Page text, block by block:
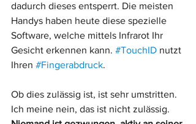
dadurch dieses entsperrt. Die meisten
Handys haben heute diese spezielle
Software, welche mittels Infrarot Ihr
Gesicht erkennen kann. #TouchID nutzt
Ihren #Fingerabdruck.
Ob dies zulässig ist, ist sehr umstritten.
Ich meine nein, das ist nicht zulässig.